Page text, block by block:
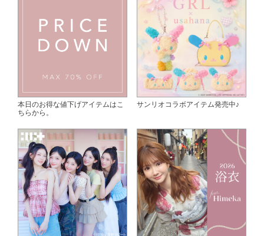
本日のお得な値下げアイテムはこ
ちらから。
サンリオコラボアイテム発売中♪